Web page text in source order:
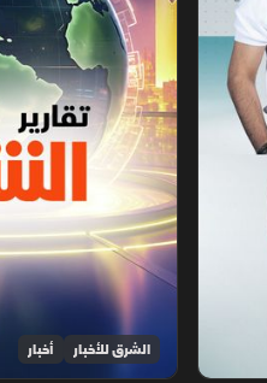
الشرق للأخبار أخبار